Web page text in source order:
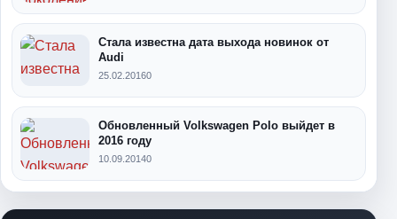
Стала известна дата выхода новинок от
Audi
25.02.20160
Обновленный Volkswagen Polo выйдет в
2016 году
10.09.20140